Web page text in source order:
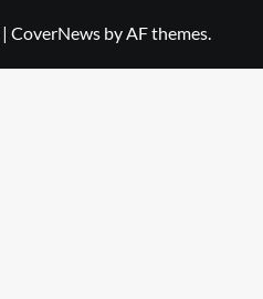
| CoverNews by AF themes.